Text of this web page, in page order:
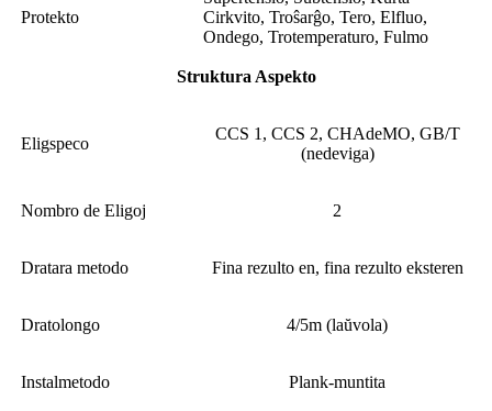
Protekto
Cirkvito, Troŝarĝo, Tero, Elfluo,
Ondego, Trotemperaturo, Fulmo
Struktura Aspekto
Eligspeco
CCS 1, CCS 2, CHAdeMO, GB/T
(nedeviga)
Nombro de Eligoj 2
Dratara metodo Fina rezulto en, fina rezulto eksteren
Dratolongo 4/5m (laŭvola)
Instalmetodo Plank-muntita